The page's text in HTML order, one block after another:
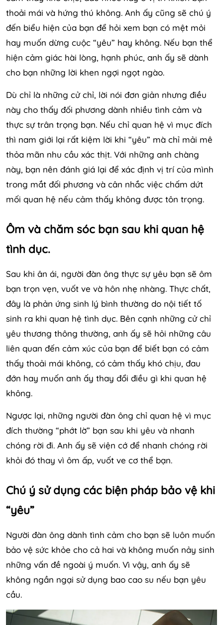
thoải mái và hứng thú không. Anh ấy cũng sẽ chú ý
đến biểu hiện của bạn để hỏi xem bạn có mệt mỏi
hay muốn dừng cuộc “yêu” hay không. Nếu bạn thể
hiện cảm giác hài lòng, hạnh phúc, anh ấy sẽ dành
cho bạn những lời khen ngợi ngọt ngào.
Dù chỉ là những cử chỉ, lời nói đơn giản nhưng điều
này cho thấy đối phương dành nhiều tình cảm và
thực sự trân trọng bạn. Nếu chỉ quan hệ vì mục đích
thì nam giới lại rất kiệm lời khi “yêu” mà chỉ mải mê
thỏa mãn nhu cầu xác thịt. Với những anh chàng
này, bạn nên đánh giá lại để xác định vị trí của mình
trong mắt đối phương và cân nhắc việc chấm dứt
mối quan hệ nếu cảm thấy không được tôn trọng.
Ôm và chăm sóc bạn sau khi quan hệ
tình dục.
Sau khi ân ái, người đàn ông thực sự yêu bạn sẽ ôm
bạn trọn vẹn, vuốt ve và hôn nhẹ nhàng. Thực chất,
đây là phản ứng sinh lý bình thường do nội tiết tố
sinh ra khi quan hệ tình dục. Bên cạnh những cử chỉ
yêu thương thông thường, anh ấy sẽ hỏi những câu
liên quan đến cảm xúc của bạn để biết bạn có cảm
thấy thoải mái không, có cảm thấy khó chịu, đau
đớn hay muốn anh ấy thay đổi điều gì khi quan hệ
không.
Ngược lại, những người đàn ông chỉ quan hệ vì mục
đích thường “phớt lờ” bạn sau khi yêu và nhanh
chóng rời đi. Anh ấy sẽ viện cớ để nhanh chóng rời
khỏi đó thay vì ôm ấp, vuốt ve cơ thể bạn.
Chú ý sử dụng các biện pháp bảo vệ khi
“yêu”
Người đàn ông dành tình cảm cho bạn sẽ luôn muốn
bảo vệ sức khỏe cho cả hai và không muốn nảy sinh
những vấn đề ngoài ý muốn. Vì vậy, anh ấy sẽ
không ngần ngại sử dụng bao cao su nếu bạn yêu
cầu.